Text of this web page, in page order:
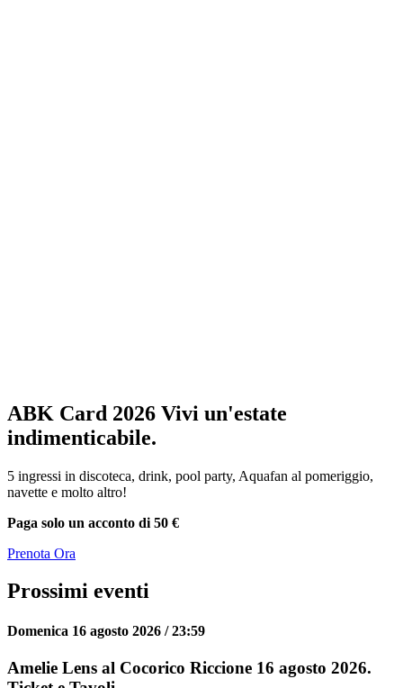
ABK Card 2026 Vivi un'estate
indimenticabile.
5 ingressi in discoteca, drink, pool party, Aquafan al pomeriggio,
navette e molto altro!
Paga solo un acconto di 50 €
Prenota Ora
Prossimi eventi
Domenica 16 agosto 2026 / 23:59
Amelie Lens al Cocorico Riccione 16 agosto 2026.